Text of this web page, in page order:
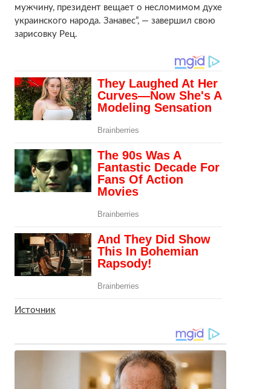
мужчину, президент вещает о несломимом духе
украинского народа. Занавес”, — завершил свою
зарисовку Рец.
Источник